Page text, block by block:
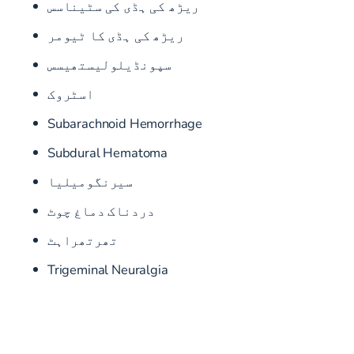
ریڑھ کی ہڈی کی سٹیناسس
ریڑھ کی ہڈی کا ٹیومر
سپونڈیلولیستھیسس
اسٹروک
Subarachnoid Hemorrhage
Subdural Hematoma
سیرنگومیلیا
دردناک دماغ چوٹ
تھرتھراہٹ
Trigeminal Neuralgia